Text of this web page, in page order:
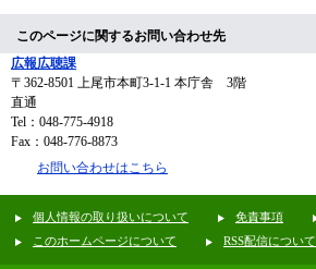
このページに関するお問い合わせ先
広報広聴課
〒362-8501 上尾市本町3-1-1 本庁舎 3階
直通
Tel：048-775-4918
Fax：048-776-8873
お問い合わせはこちら
個人情報の取り扱いについて 免責事項
このホームページについて
RSS配信について